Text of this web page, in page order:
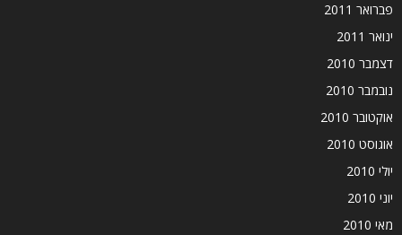
פברואר 2011
ינואר 2011
דצמבר 2010
נובמבר 2010
אוקטובר 2010
אוגוסט 2010
יולי 2010
יוני 2010
מאי 2010